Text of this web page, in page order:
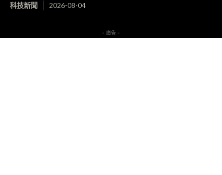
科技新聞 2026-08-04
- 廣告 -